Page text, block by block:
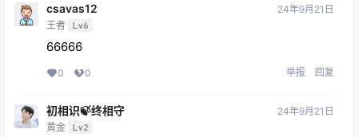
csavas12
王者 Lv6
24年9月21日
66666
0 0 举报 回复
初相识🍃终相守
黄金 Lv2
24年9月21日